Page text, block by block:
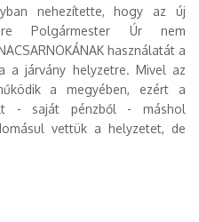
nehezítette, hogy az új
Polgármester Úr nem
használatát a
a járvány helyzetre. Mivel az
a megyében, ezért a
- saját pénzből - máshol
vettük a helyzetet, de